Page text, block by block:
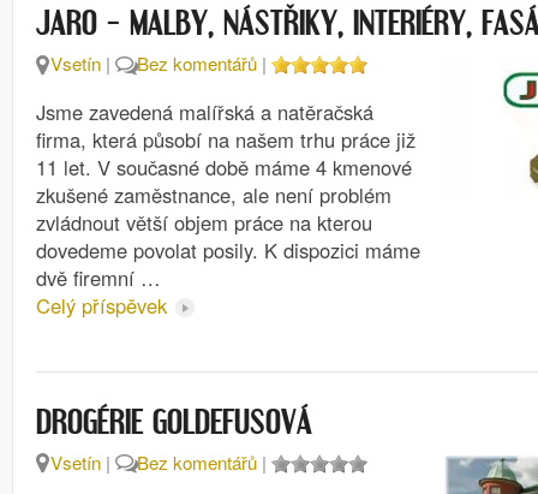
JARO – MALBY, NÁSTŘIKY, INTERIÉRY,
Vsetín | Bez komentářů |
Jsme zavedená malířská a natěračská
firma, která působí na našem trhu práce již
11 let. V současné době máme 4 kmenové
zkušené zaměstnance, ale není problém
zvládnout větší objem práce na kterou
dovedeme povolat posily. K dispozici máme
dvě firemní …
Celý příspěvek
DROGÉRIE GOLDEFUSOVÁ
Vsetín | Bez komentářů |